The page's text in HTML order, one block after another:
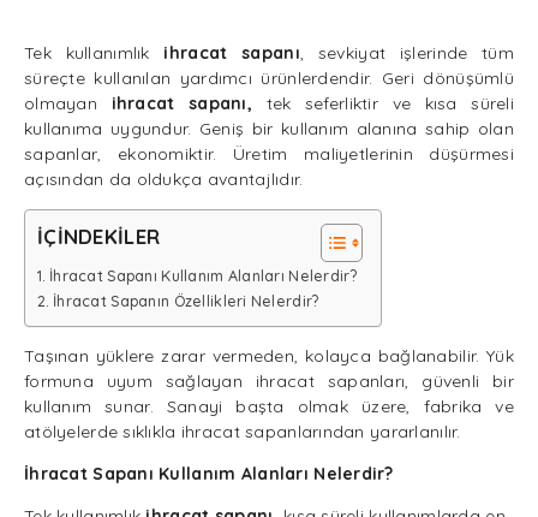
Tek kullanımlık ihracat sapanı, sevkiyat işlerinde tüm
süreçte kullanılan yardımcı ürünlerdendir. Geri dönüşümlü
olmayan ihracat sapanı, tek seferliktir ve kısa süreli
kullanıma uygundur. Geniş bir kullanım alanına sahip olan
sapanlar, ekonomiktir. Üretim maliyetlerinin düşürmesi
açısından da oldukça avantajlıdır.
İÇİNDEKİLER
İhracat Sapanı Kullanım Alanları Nelerdir?
İhracat Sapanın Özellikleri Nelerdir?
Taşınan yüklere zarar vermeden, kolayca bağlanabilir. Yük
formuna uyum sağlayan ihracat sapanları, güvenli bir
kullanım sunar. Sanayi başta olmak üzere, fabrika ve
atölyelerde sıklıkla ihracat sapanlarından yararlanılır.
İhracat Sapanı Kullanım Alanları Nelerdir?